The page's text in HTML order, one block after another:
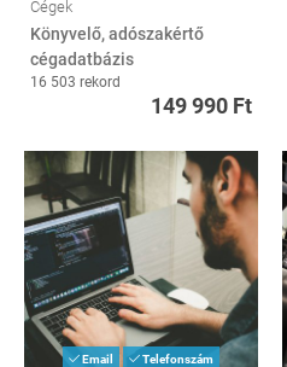
Cégek
Könyvelő, adószakértő
cégadatbázis
16 503 rekord
149 990 Ft
Email Telefonszám